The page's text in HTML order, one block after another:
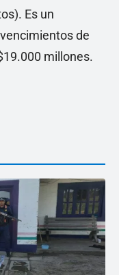
Es un
de
millones.